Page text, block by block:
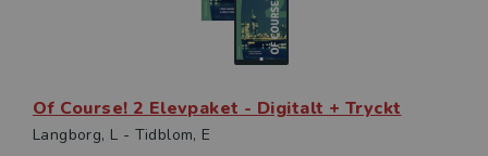
Of Course! 2 Elevpaket - Digitalt + Tryckt
Langborg, L - Tidblom, E